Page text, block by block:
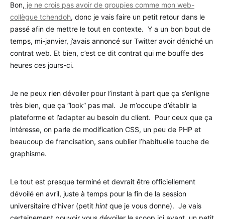
Bon, je ne crois pas avoir de groupies comme mon web-
collègue tchendoh, donc je vais faire un petit retour dans le
passé afin de mettre le tout en contexte. Y a un bon bout de
temps, mi-janvier, j’avais annoncé sur Twitter avoir déniché un
contrat web. Et bien, c’est ce dit contrat qui me bouffe des
heures ces jours-ci.
Je ne peux rien dévoiler pour l’instant à part que ça s’enligne
très bien, que ça “look” pas mal. Je m’occupe d’établir la
plateforme et l’adapter au besoin du client. Pour ceux que ça
intéresse, on parle de modification CSS, un peu de PHP et
beaucoup de francisation, sans oublier l’habituelle touche de
graphisme.
Le tout est presque terminé et devrait être officiellement
dévoilé en avril, juste à temps pour la fin de la session
universitaire d’hiver (petit hint que je vous donne). Je vais